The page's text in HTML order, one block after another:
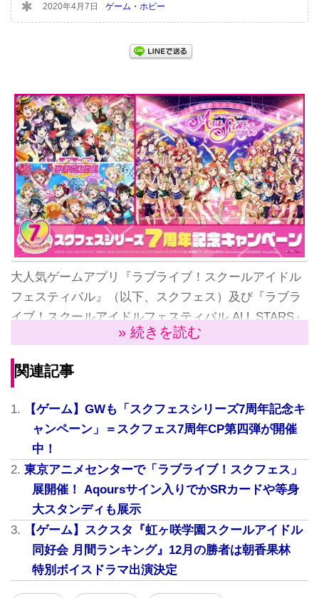
2020年4月7日 ゲーム・ホビー
大人気ゲームアプリ『ラブライブ！スクールアイドル
フェスティバル』（以下、スクフェス）及び『ラブラ
イブ！スクールアイドルフェスティバル ALL STARS』
（以下、スクスタ） において、「スクフェスシリーズ
7周年記念キャンペーン」の第七弾となる「スクフェス
7周年キャンペーン」第一弾が4月5日（月）より開催中
「スクフェス7周年キャンペーン」の楽しみ方
「スクフェス7周年キャンペーン」では、期間中、限定
課題やスクフェス7周年運試しおみくじなどから、[7周
年]花束をゲットできる。
[7周年]花束は『スクフェス7周年キャンペーン』のさ
まざまな場面で使用できるアイテムで、3/20(金)16:00
から4/14(火)23:59までの期間中は「スクフェス7周年前
夜祭レクリエーション」にて使用できる。
» 続きを読む
関連記事
【ゲーム】GWも「スクフェスシリーズ7周年記念キ
ャンペーン」＝スクフェス7周年CP第四弾が開催
中！
東京アニメセンターで「ラブライブ！スクフェス」
展開催！ Aqoursサイン入りでかSRカードや等身
大スタンディも展示
【ゲーム】スクスタ『虹ヶ咲学園スクールアイドル
同好会 月間ランキング』12月の勝者は朝香果林
特別ボイスドラマ出演決定